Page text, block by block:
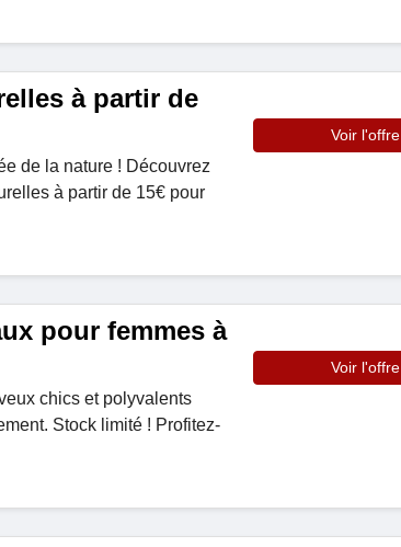
à partir de
de la nature ! Découvrez
à partir de 15€ pour
Voir l'offre
pour femmes à
chics et polyvalents
Stock limité ! Profitez-
Voir l'offre